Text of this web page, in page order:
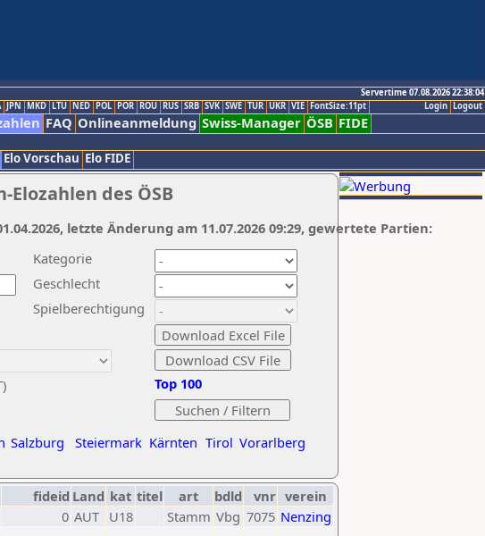
Servertime 07.08.2026 22:38:04
Logout
Login
JPN MKD LTU NED POL POR ROU RUS SRB SVK SWE TUR UKR VIE FontSize:11pt
FAQ Onlineanmeldung Swiss-Manager ÖSB FIDE
Elo Vorschau Elo FIDE
des ÖSB
Kategorie
Geschlecht
Spielberechtigung
Salzburg Steiermark Kärnten Tirol Vorarlberg
Top 100
letzte Änderung am 11.07.2026 09:29, gewertete Partien:
fideid Land kat titel art bdld vnr verein
0 AUT U18 Stamm Vbg 7075 Nenzing